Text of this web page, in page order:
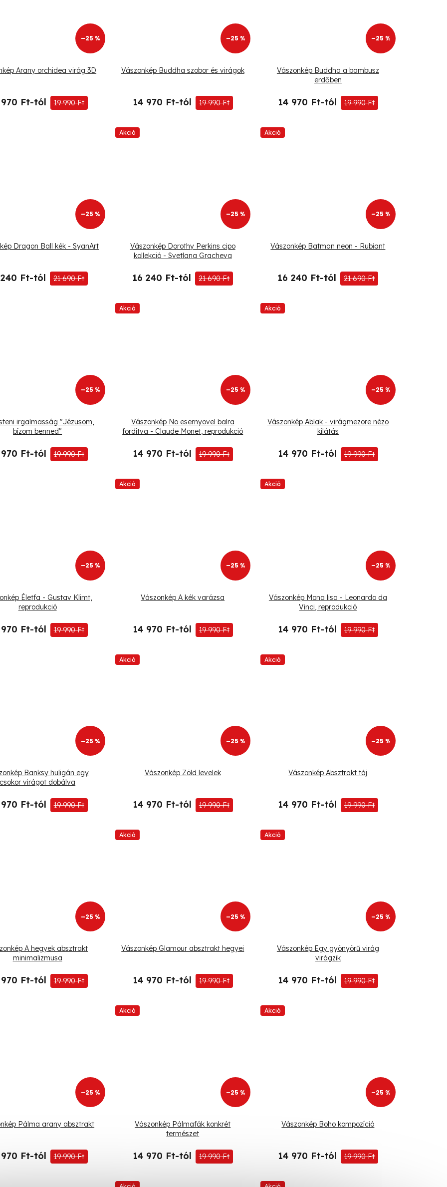
–25 %
Arany orchidea virág 3D
970 Ft-tól 19 990 Ft
–25 %
Vászonkép Buddha szobor és virágok
14 970 Ft-tól 19 990 Ft
–25 %
Vászonkép Buddha a bambusz
erdőben
14 970 Ft-tól 19 990 Ft
–25 %
Dragon Ball kék - SyanArt
Ft-tól 21 690 Ft
Akció
–25 %
Vászonkép Dorothy Perkins cipo
kollekció - Svetlana Gracheva
16 240 Ft-tól 21 690 Ft
Akció
–25 %
Vászonkép Batman neon - Rubiant
16 240 Ft-tól 21 690 Ft
–25 %
irgalmasság "Jézusom,
bízom benned"
970 Ft-tól 19 990 Ft
Akció
–25 %
Vászonkép No esernyovel balra
fordítva - Claude Monet, reprodukció
14 970 Ft-tól 19 990 Ft
Akció
–25 %
Vászonkép Ablak - virágmezore nézo
kilátás
14 970 Ft-tól 19 990 Ft
–25 %
Életfa - Gustav Klimt,
reprodukció
970 Ft-tól 19 990 Ft
Akció
–25 %
Vászonkép A kék varázsa
14 970 Ft-tól 19 990 Ft
Akció
–25 %
Vászonkép Mona lisa - Leonardo da
Vinci, reprodukció
14 970 Ft-tól 19 990 Ft
–25 %
Banksy huligán egy
csokor virágot dobálva
970 Ft-tól 19 990 Ft
Akció
–25 %
Vászonkép Zöld levelek
14 970 Ft-tól 19 990 Ft
Akció
–25 %
Vászonkép Absztrakt táj
14 970 Ft-tól 19 990 Ft
–25 %
A hegyek absztrakt
minimalizmusa
970 Ft-tól 19 990 Ft
Akció
–25 %
Vászonkép Glamour absztrakt hegyei
14 970 Ft-tól 19 990 Ft
Akció
–25 %
Vászonkép Egy gyönyörű virág
virágzik
14 970 Ft-tól 19 990 Ft
–25 %
Pálma arany absztrakt
970 Ft-tól 19 990 Ft
Akció
–25 %
Vászonkép Pálmafák konkrét
természet
14 970 Ft-tól 19 990 Ft
Akció
–25 %
Vászonkép Boho kompozíció
14 970 Ft-tól 19 990 Ft